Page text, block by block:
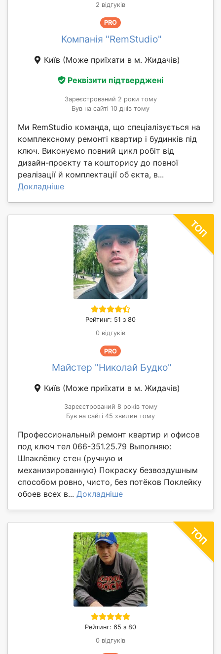
2 відгуків
PRO
Компанія "RemStudio"
Київ (Може приїхати в м. Жидачів)
Реквізити підтверджені
Зареєстрований 2 роки тому
Був на сайті 10 днів тому
Ми RemStudio команда, що спеціалізується на
комплексному ремонті квартир і будинків під
ключ. Виконуємо повний цикл робіт від
дизайн-проєкту та кошторису до повної
реалізації й комплектації об єкта, в...
Докладніше
Рейтинг: 51 з 80
0 відгуків
PRO
Майстер "Николай Будко"
Київ (Може приїхати в м. Жидачів)
Зареєстрований 8 років тому
Був на сайті 45 хвилин тому
Профессиональный ремонт квартир и офисов
под ключ тел 066-351.25.79 Выполняю:
Шпаклёвку стен (ручную и
механизированную) Покраску безвоздушным
способом ровно, чисто, без потёков Поклейку
обоев всех в... Докладніше
Рейтинг: 65 з 80
0 відгуків